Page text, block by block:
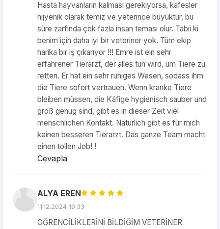
Hasta hayvanların kalması gerekiyorsa, kafesler
hijyenik olarak temiz ve yeterince büyüktür, bu
süre zarfında çok fazla insan teması olur. Tabii ki
benim için daha iyi bir veteriner yok. Tüm ekip
harika bir iş çıkarıyor !!! Emre ist ein sehr
erfahrener Tierarzt, der alles tun wird, um Tiere zu
retten. Er hat ein sehr ruhiges Wesen, sodass ihm
die Tiere sofort vertrauen. Wenn kranke Tiere
bleiben müssen, die Käfige hygienisch sauber und
groß genug sind, gibt es in dieser Zeit viel
menschlichen Kontakt. Natürlich gibt es für mich
keinen besseren Tierarzt. Das ganze Team macht
einen tollen Job! !
Cevapla
ALYA EREN
11.12.2024 19:33
ÖĞRENCİLİKLERİNİ BİLDİĞİM VETERİNER